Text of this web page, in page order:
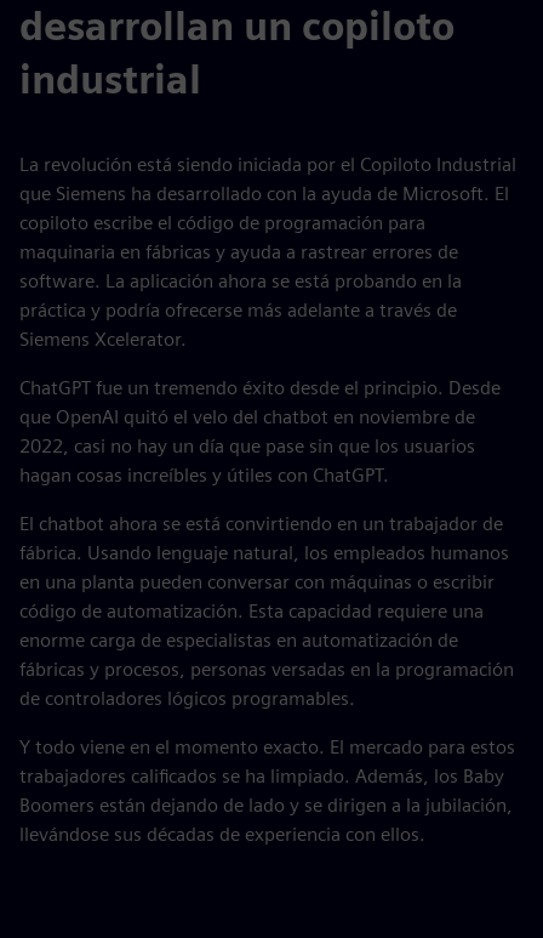
desarrollan un copiloto
industrial
La revolución está siendo iniciada por el Copiloto Industrial
que Siemens ha desarrollado con la ayuda de Microsoft. El
copiloto escribe el código de programación para
maquinaria en fábricas y ayuda a rastrear errores de
software. La aplicación ahora se está probando en la
práctica y podría ofrecerse más adelante a través de
Siemens Xcelerator.
ChatGPT fue un tremendo éxito desde el principio. Desde
que OpenAI quitó el velo del chatbot en noviembre de
2022, casi no hay un día que pase sin que los usuarios
hagan cosas increíbles y útiles con ChatGPT.
El chatbot ahora se está convirtiendo en un trabajador de
fábrica. Usando lenguaje natural, los empleados humanos
en una planta pueden conversar con máquinas o escribir
código de automatización. Esta capacidad requiere una
enorme carga de especialistas en automatización de
fábricas y procesos, personas versadas en la programación
de controladores lógicos programables.
Y todo viene en el momento exacto. El mercado para estos
trabajadores calificados se ha limpiado. Además, los Baby
Boomers están dejando de lado y se dirigen a la jubilación,
llevándose sus décadas de experiencia con ellos.